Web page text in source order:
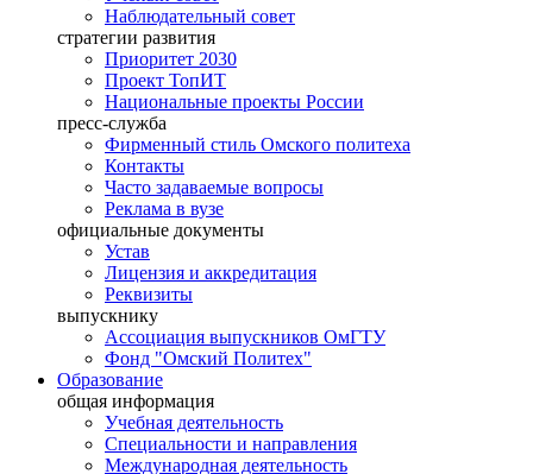
Наблюдательный совет
стратегии развития
Приоритет 2030
Проект ТопИТ
Национальные проекты России
пресс-служба
Фирменный стиль Омского политеха
Контакты
Часто задаваемые вопросы
Реклама в вузе
официальные документы
Устав
Лицензия и аккредитация
Реквизиты
выпускнику
Ассоциация выпускников ОмГТУ
Фонд "Омский Политех"
Образование
общая информация
Учебная деятельность
Специальности и направления
Международная деятельность